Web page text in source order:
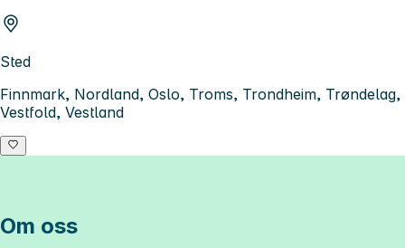
Sted
Finnmark, Nordland, Oslo, Troms, Trondheim, Trøndelag,
Vestfold, Vestland
Om oss